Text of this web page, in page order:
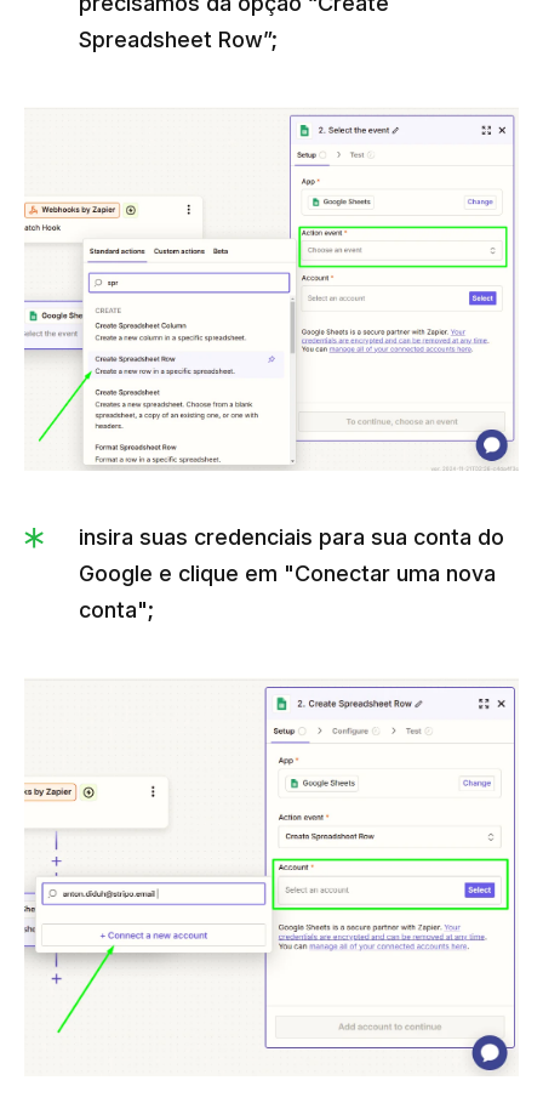
Spreadsheet Row”;
insira suas credenciais para sua conta do
Google e clique em "Conectar uma nova
conta";